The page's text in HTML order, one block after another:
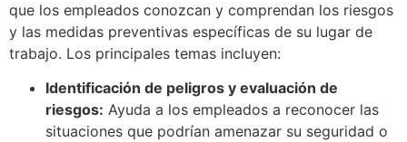
que los empleados conozcan y comprendan los riesgos
y las medidas preventivas específicas de su lugar de
trabajo. Los principales temas incluyen:
Identificación de peligros y evaluación de
riesgos: Ayuda a los empleados a reconocer las
situaciones que podrían amenazar su seguridad o